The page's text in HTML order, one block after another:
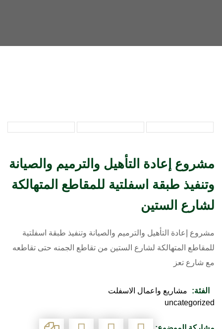
مشروع إعادة التأهيل والترميم والصيانة
وتنفيذ طبقة اسفلتية للمقاطع المتهالكة
لشارع الستين
مشروع إعادة التأهيل والترميم والصيانة وتنفيذ طبقة اسفلتية
للمقاطع المتهالكة لشارع الستين من تقاطع الجمنه حتى تقاطعه
مع شارع تعز
الفئة:
مشاريع واعمال الاسفلت
uncategorized